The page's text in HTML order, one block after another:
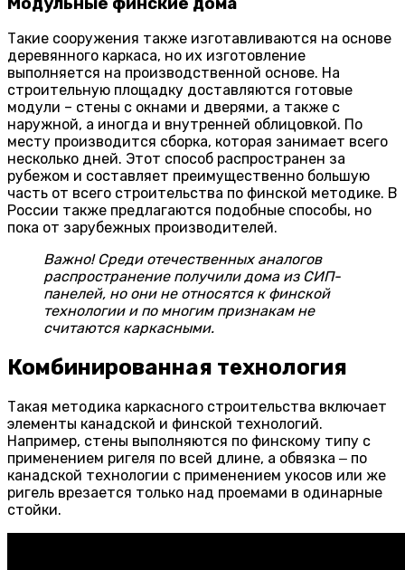
Такие сооружения также изготавливаются на основе
деревянного каркаса, но их изготовление
выполняется на производственной основе. На
строительную площадку доставляются готовые
модули – стены с окнами и дверями, а также с
наружной, а иногда и внутренней облицовкой. По
месту производится сборка, которая занимает всего
несколько дней. Этот способ распространен за
рубежом и составляет преимущественно большую
часть от всего строительства по финской методике. В
России также предлагаются подобные способы, но
пока от зарубежных производителей.
Важно! Среди отечественных аналогов
распространение получили дома из СИП-
панелей, но они не относятся к финской
технологии и по многим признакам не
считаются каркасными.
Комбинированная технология
Такая методика каркасного строительства включает
элементы канадской и финской технологий.
Например, стены выполняются по финскому типу с
применением ригеля по всей длине, а обвязка ‒ по
канадской технологии с применением укосов или же
ригель врезается только над проемами в одинарные
стойки.